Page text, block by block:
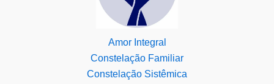
Amor Integral
Constelação Familiar
Constelação Sistêmica